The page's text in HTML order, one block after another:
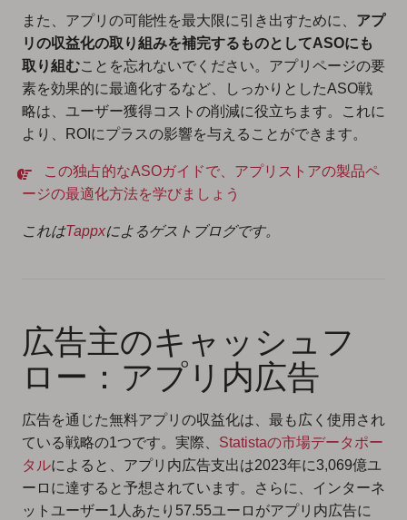
また、アプリの可能性を最大限に引き出すために、 アプ
リの収益化の取り組みを補完するものとしてASOにも
取り組むことを忘れないでください。アプリページの要
素を効果的に最適化するなど、しっかりとしたASO戦
略は、ユーザー獲得コストの削減に役立ちます。これに
より、ROIにプラスの影響を与えることができます。
この独占的なASOガイドで、アプリストアの製品ペ
ージの最適化方法を学びましょう
これはTappxによるゲストブログです。
広告主のキャッシュフ
ロー：アプリ内広告
広告を通じた無料アプリの収益化は、最も広く使用され
ている戦略の1つです。実際、 Statistaの市場データポー
タルによると、アプリ内広告支出は2023年に3,069億ユ
ーロに達すると予想されています。さらに、インターネ
ットユーザー1人あたり57.55ユーロがアプリ内広告に